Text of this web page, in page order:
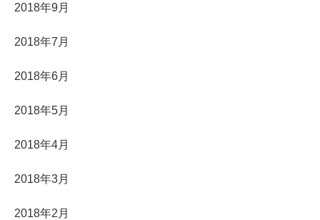
2018年9月
2018年7月
2018年6月
2018年5月
2018年4月
2018年3月
2018年2月